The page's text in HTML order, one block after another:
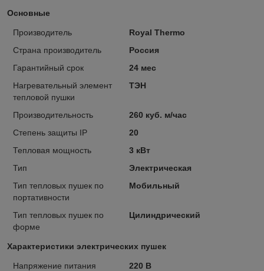
Основные
Производитель
Royal Thermo
Страна производитель
Россия
Гарантийный срок
24 мес
Нагревательный элемент
тепловой пушки
ТЭН
Производительность
260 куб. м/час
Степень защиты IP
20
Тепловая мощность
3 кВт
Тип
Электрическая
Тип тепловых пушек по
портативности
Мобильный
Тип тепловых пушек по
форме
Цилиндрический
Характеристики электрических пушек
Напряжение питания
220 В